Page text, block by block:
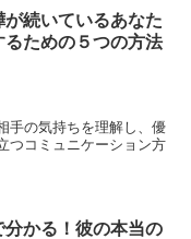
続いているあなた
るための５つの方法
手の気持ちを理解し、優
つコミュニケーション方
分かる！彼の本当の